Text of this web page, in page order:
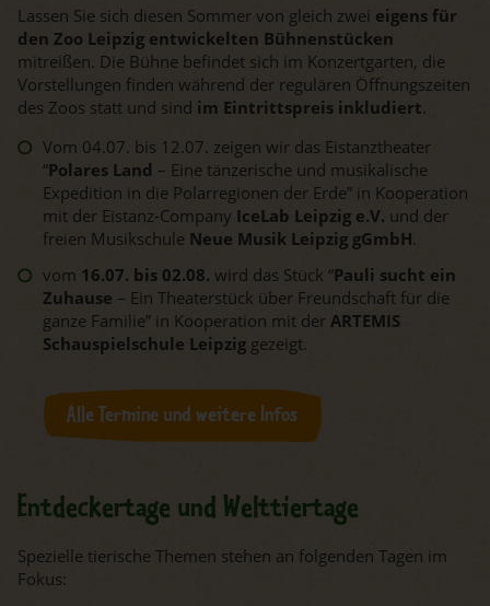
Lassen Sie sich diesen Sommer von gleich zwei eigens für
den Zoo Leipzig entwickelten Bühnenstücken
mitreißen. Die Bühne befindet sich im Konzertgarten, die
Vorstellungen finden während der regulären Öffnungszeiten
des Zoos statt und sind im Eintrittspreis inkludiert.
Vom 04.07. bis 12.07. zeigen wir das Eistanztheater
“Polares Land – Eine tänzerische und musikalische
Expedition in die Polarregionen der Erde”in Kooperation
mit der Eistanz-Company IceLab Leipzig e.V. und der
freien Musikschule Neue Musik Leipzig gGmbH.
vom 16.07. bis 02.08. wird das Stück “Pauli sucht ein
Zuhause – Ein Theaterstück über Freundschaft für die
ganze Familie” in Kooperation mit der ARTEMIS
Schauspielschule Leipzig gezeigt.
Alle Termine und weitere Infos
Entdeckertage und Welttiertage
Spezielle tierische Themen stehen an folgenden Tagen im
Fokus: